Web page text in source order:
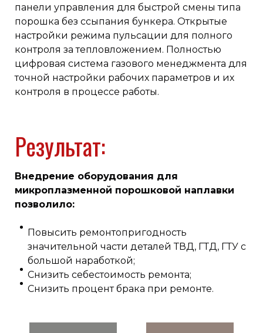
панели управления для быстрой смены типа
порошка без ссыпания бункера. Открытые
настройки режима пульсации для полного
контроля за тепловложением. Полностью
цифровая система газового менеджмента для
точной настройки рабочих параметров и их
контроля в процессе работы.
Результат:
Внедрение оборудования для
микроплазменной порошковой наплавки
позволило:
Повысить ремонтопригодность
значительной части деталей ТВД, ГТД, ГТУ с
большой наработкой;
Снизить себестоимость ремонта;
Снизить процент брака при ремонте.